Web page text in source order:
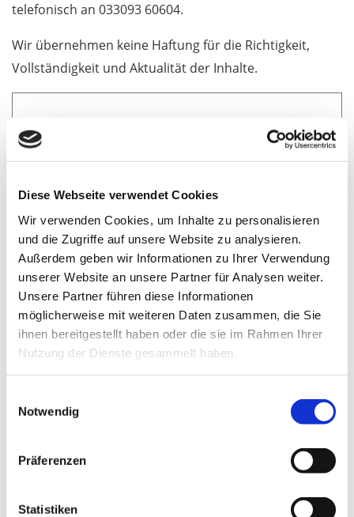
Diese Webseite verwendet Cookies
Wir verwenden Cookies, um Inhalte zu personalisieren
und die Zugriffe auf unsere Website zu analysieren.
Außerdem geben wir Informationen zu Ihrer Verwendung
unserer Website an unsere Partner für Analysen weiter.
Unsere Partner führen diese Informationen
möglicherweise mit weiteren Daten zusammen, die Sie
ihnen bereitgestellt haben oder die sie im Rahmen Ihrer
Nutzung der Dienste gesammelt haben.
Notwendig
Präferenzen
Statistiken
telefonisch an 033093 60604.
Wir übernehmen keine Haftung für die Richtigkeit,
Vollständigkeit und Aktualität der Inhalte.